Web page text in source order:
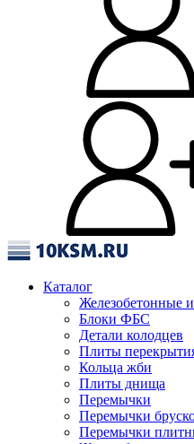
Каталог
Железобетонные
Блоки ФБС
Детали колодцев
Плиты
Кольца жби
Плиты днища
Перемычки
Перемычки
Перемычки